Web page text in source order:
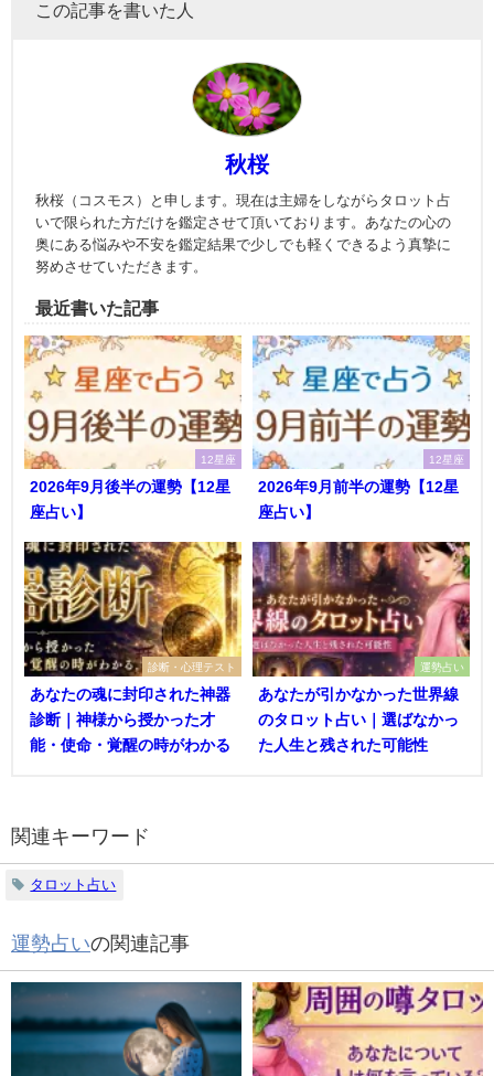
この記事を書いた人
秋桜
秋桜（コスモス）と申します。現在は主婦をしながらタロット占
いで限られた方だけを鑑定させて頂いております。あなたの心の
奥にある悩みや不安を鑑定結果で少しでも軽くできるよう真摯に
努めさせていただきます。
最近書いた記事
12星座
2026年9月後半の運勢【12星
座占い】
12星座
2026年9月前半の運勢【12星
座占い】
診断・心理テスト
あなたの魂に封印された神器
診断｜神様から授かった才
能・使命・覚醒の時がわかる
運勢占い
あなたが引かなかった世界線
のタロット占い｜選ばなかっ
た人生と残された可能性
関連キーワード
タロット占い
運勢占いの関連記事